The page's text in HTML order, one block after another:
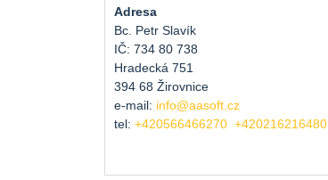
Adresa
Bc. Petr Slavík
IČ: 734 80 738
Hradecká 751
394 68 Žirovnice
e-mail: info@aasoft.cz
tel: +420566466270 +420216216480